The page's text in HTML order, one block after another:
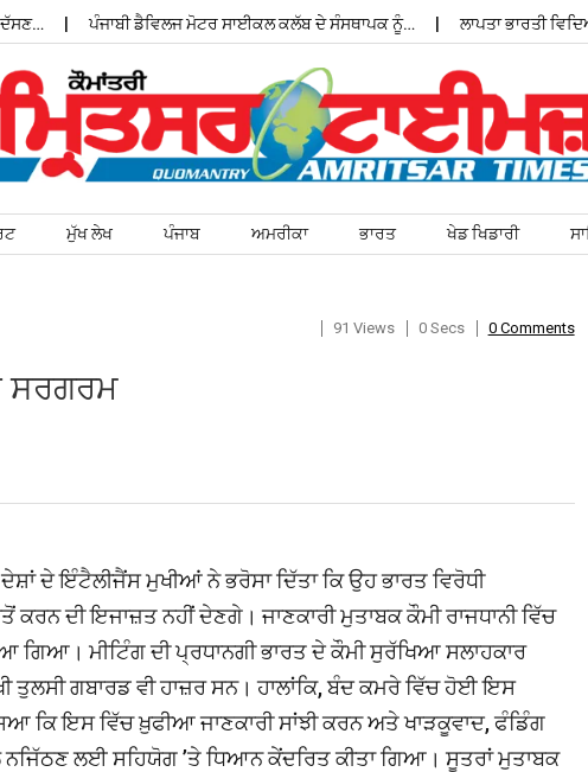
ਪੰਜਾਬੀ ਡੈਵਿਲਜ ਮੋਟਰ ਸਾਈਕਲ ਕਲੱਬ ਦੇ ਸੰਸਥਾਪਕ ਨੂੰ… ਲਾਪਤਾ ਭਾਰਤੀ
ਮੁੱਖ ਲੇਖ ਪੰਜਾਬ ਅਮਰੀਕਾ ਭਾਰਤ ਖੇਡ ਖਿਡਾਰੀ
91 Views 0 Secs 0 Comments
ਸਰਗਰਮ
ਦੇ ਇੰਟੈਲੀਜੈਂਸ ਮੁਖੀਆਂ ਨੇ ਭਰੋਸਾ ਦਿੱਤਾ ਕਿ ਉਹ ਭਾਰਤ ਵਿਰੋਧੀ
ਦੀ ਇਜਾਜ਼ਤ ਨਹੀਂ ਦੇਣਗੇ। ਜਾਣਕਾਰੀ ਮੁਤਾਬਕ ਕੌਮੀ ਰਾਜਧਾਨੀ ਵਿੱਚ
ਮੀਟਿੰਗ ਦੀ ਪ੍ਰਧਾਨਗੀ ਭਾਰਤ ਦੇ ਕੌਮੀ ਸੁਰੱਖਿਆ ਸਲਾਹਕਾਰ
ਤੁਲਸੀ ਗਬਾਰਡ ਵੀ ਹਾਜ਼ਰ ਸਨ। ਹਾਲਾਂਕਿ, ਬੰਦ ਕਮਰੇ ਵਿੱਚ ਹੋਈ ਇਸ
ਕਿ ਇਸ ਵਿੱਚ ਖ਼ੁਫੀਆ ਜਾਣਕਾਰੀ ਸਾਂਝੀ ਕਰਨ ਅਤੇ ਖਾੜਕੂਵਾਦ, ਫੰਡਿੰਗ
ਲਈ ਸਹਿਯੋਗ ’ਤੇ ਧਿਆਨ ਕੇਂਦਰਿਤ ਕੀਤਾ ਗਿਆ। ਸੂਤਰਾਂ ਮੁਤਾਬਕ